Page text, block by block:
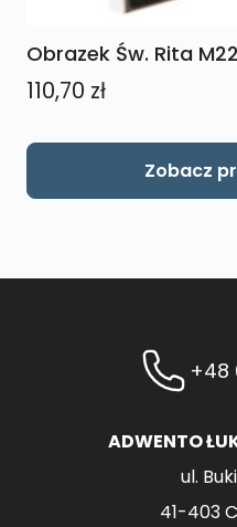
Obrazek Św. Rita
110,70 zł
Zobacz
+48
ADWENTO
ul.
41-403